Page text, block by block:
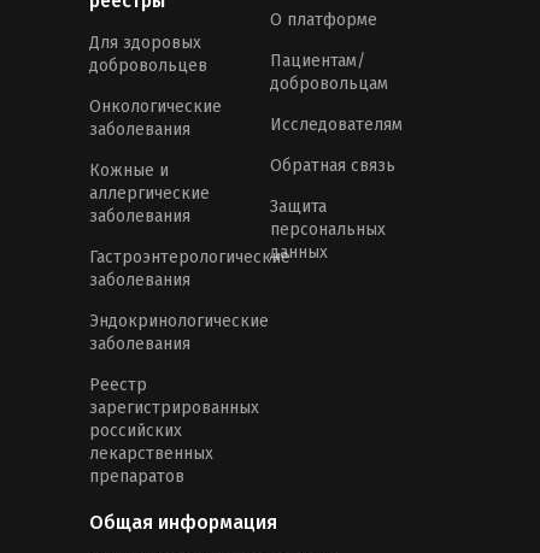
Для здоровых
добровольцев
Онкологические
заболевания
Кожные и
аллергические
заболевания
Гастроэнтерологические
заболевания
Эндокринологические
заболевания
Реестр
зарегистрированных
российских
лекарственных
препаратов
О платформе
Пациентам/
добровольцам
Исследователям
Обратная связь
Защита
персональных
данных
Общая информация